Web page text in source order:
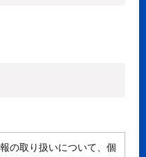
の取り扱いについて、個